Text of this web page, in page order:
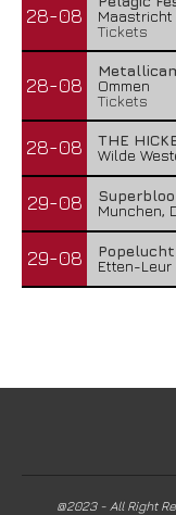
28-08
Maastricht
Tickets
28-08
Ommen
Tickets
28-08
THE
Wilde
29-08
Munchen,
29-08
Etten-Leur
@2023 - All Right